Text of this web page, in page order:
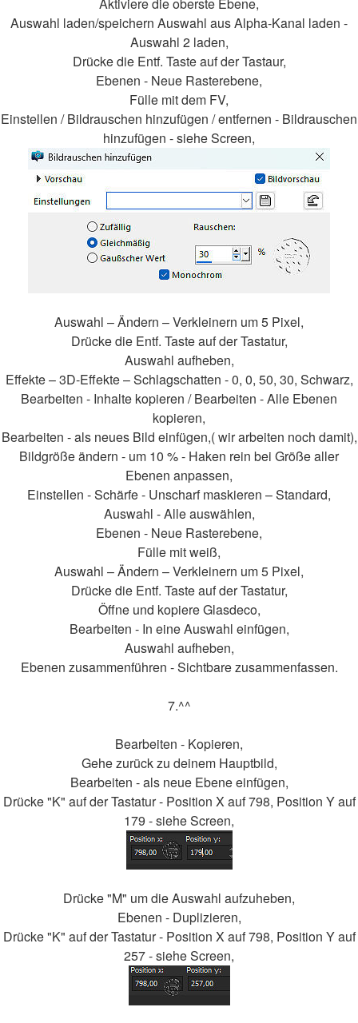
Auswahl laden/speichern Auswahl aus Alpha-Kanal laden -
Auswahl 2 laden,
Drücke die Entf. Taste auf der Tastaur,
Ebenen - Neue Rasterebene,
Fülle mit dem FV,
Einstellen / Bildrauschen hinzufügen / entfernen - Bildrauschen
hinzufügen - siehe Screen,
Auswahl – Ändern – Verkleinern um 5 Pixel,
Drücke die Entf. Taste auf der Tastatur,
Auswahl aufheben,
Effekte – 3D-Effekte – Schlagschatten - 0, 0, 50, 30, Schwarz,
Bearbeiten - Inhalte kopieren / Bearbeiten - Alle Ebenen
kopieren,
Bearbeiten - als neues Bild einfügen,( wir arbeiten noch damit),
Bildgröße ändern - um 10 % - Haken rein bei Größe aller
Ebenen anpassen,
Einstellen - Schärfe - Unscharf maskieren – Standard,
Auswahl - Alle auswählen,
Ebenen - Neue Rasterebene,
Fülle mit weiß,
Auswahl – Ändern – Verkleinern um 5 Pixel,
Drücke die Entf. Taste auf der Tastatur,
Öffne und kopiere Glasdeco,
Bearbeiten - In eine Auswahl einfügen,
Auswahl aufheben,
Ebenen zusammenführen - Sichtbare zusammenfassen.
7.^^
Bearbeiten - Kopieren,
Gehe zurück zu deinem Hauptbild,
Bearbeiten - als neue Ebene einfügen,
Drücke "K" auf der Tastatur - Position X auf 798, Position Y auf
179 - siehe Screen,
Drücke "M" um die Auswahl aufzuheben,
Ebenen - Duplizieren,
Drücke "K" auf der Tastatur - Position X auf 798, Position Y auf
257 - siehe Screen,